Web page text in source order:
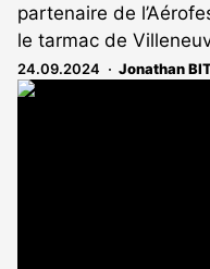
partenaire de
le tarmac de
24.09.2024 Jonathan